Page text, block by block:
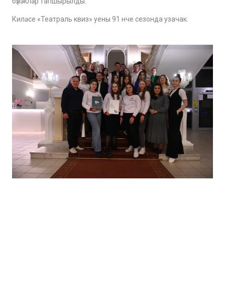
Киләсе «Театраль квиз» уены 91 нче сезонда узачак.